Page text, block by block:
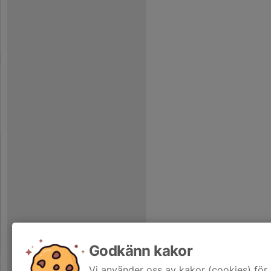
Godkänn kakor